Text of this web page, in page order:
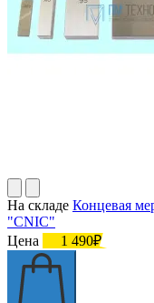
На складе Концевая
"CNIC"
Цена
1 490₽